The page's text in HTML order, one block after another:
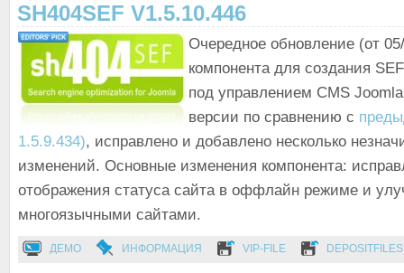
SH404SEF V1.5.10.446
Очередное обновление (от
компонента для создания
под управлением CMS
версии по сравнению с
1.5.9.434), исправлено и добавлено несколько
изменений. Основные изменения компонента:
отображения статуса сайта в оффлайн режиме и
многоязычными сайтами.
ДЕМО ИНФОРМАЦИЯ VIP-FILE DEPOSITFILES